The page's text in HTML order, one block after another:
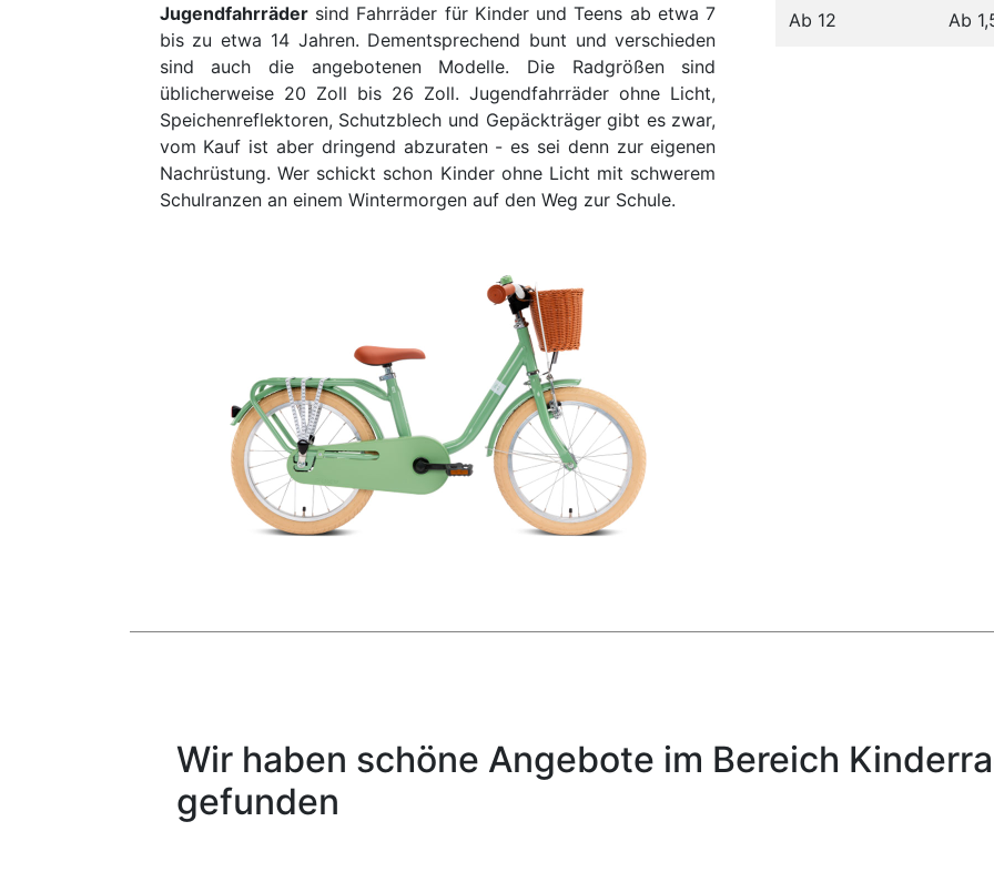
Jugendfahrrädersind Fahrräder für Kinder und Teens ab etwa 7
bis zu etwa 14 Jahren. Dementsprechend bunt und verschieden
sind auch die angebotenen Modelle. Die Radgrößen sind
üblicherweise 20 Zoll bis 26 Zoll. Jugendfahrräder ohne Licht,
Speichenreflektoren, Schutzblech und Gepäckträger gibt es zwar,
vom Kauf ist aber dringend abzuraten - es sei denn zur eigenen
Nachrüstung. Wer schickt schon Kinder ohne Licht mit schwerem
Schulranzen an einem Wintermorgen auf den Weg zur Schule.
Ab 12 Ab
Wir haben schöne Angebote im Bereich
gefunden